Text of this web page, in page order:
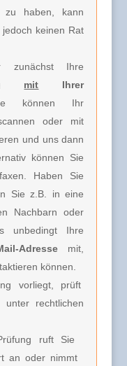
zu haben, kann
keinen Rat
zunächst Ihre
mit Ihrer
Ihr
oder mit
und uns dann
können Sie
Haben Sie
Sie z.B. in eine
Nachbarn oder
unbedingt Ihre
Adressemit,
können.
vorliegt, prüft
unter rechtlichen
ruft Sie
an oder nimmt